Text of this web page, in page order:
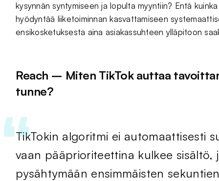
kysynnän syntymiseen ja lopulta myyntiin? Entä
hyödyntää liiketoiminnan kasvattamiseen
ensikosketuksesta aina asiakassuhteen ylläpitoon
Reach – Miten TikTok auttaa
tunne?
TikTokin algoritmi ei automaattisesti
vaan pääprioriteettina kulkee sisältö,
pysähtymään ensimmäisten